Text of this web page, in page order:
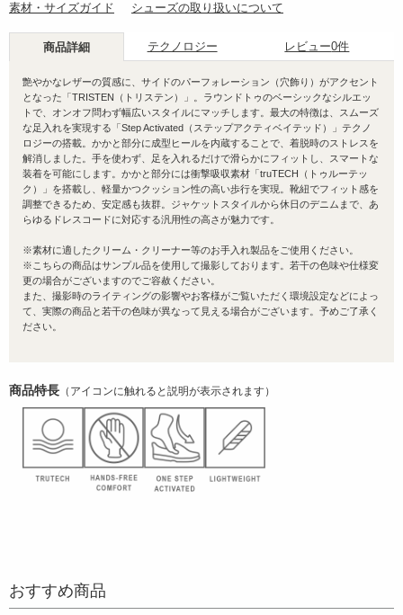
素材・サイズガイド
シューズの取り扱いについて
商品詳細 テクノロジー レビュー0件
艶やかなレザーの質感に、サイドのパーフォレーション（穴飾り）がアクセント
となった「TRISTEN（トリステン）」。ラウンドトゥのベーシックなシルエッ
トで、オンオフ問わず幅広いスタイルにマッチします。最大の特徴は、スムーズ
な足入れを実現する「Step Activated（ステップアクティベイテッド）」テクノ
ロジーの搭載。かかと部分に成型ヒールを内蔵することで、着脱時のストレスを
解消しました。手を使わず、足を入れるだけで滑らかにフィットし、スマートな
装着を可能にします。かかと部分には衝撃吸収素材「truTECH（トゥルーテッ
ク）」を搭載し、軽量かつクッション性の高い歩行を実現。靴紐でフィット感を
調整できるため、安定感も抜群。ジャケットスタイルから休日のデニムまで、あ
らゆるドレスコードに対応する汎用性の高さが魅力です。
※素材に適したクリーム・クリーナー等のお手入れ製品をご使用ください。
※こちらの商品はサンプル品を使用して撮影しております。若干の色味や仕様変
更の場合がございますのでご容赦ください。
また、撮影時のライティングの影響やお客様がご覧いただく環境設定などによっ
て、実際の商品と若干の色味が異なって見える場合がございます。予めご了承く
ださい。
商品特長 （アイコンに触れると説明が表示されます）
おすすめ商品